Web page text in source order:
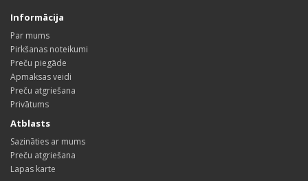
Informācija
Par mums
Pirkšanas noteikumi
Preču piegāde
Apmaksas veidi
Preču atgriešana
Privātums
Atblasts
Sazināties ar mums
Preču atgriešana
Lapas karte